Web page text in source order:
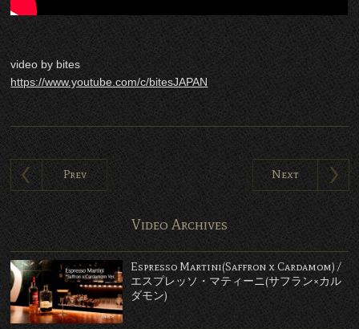
video by bites
https://www.youtube.com/c/bitesJAPAN
Prev Next
Video Archives
Espresso Martini(Saffron x Cardamom) /
エスプレッソ・マティーニ(サフラン×カル
ダモン)